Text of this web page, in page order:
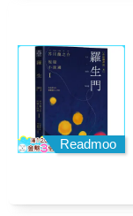
Readmoo